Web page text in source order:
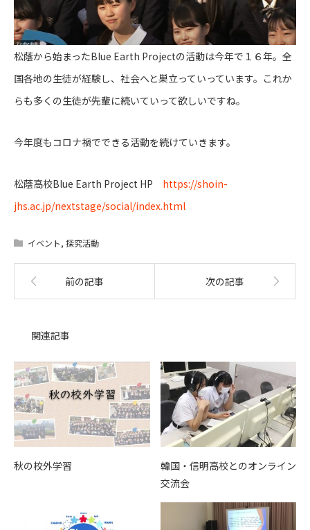
松蔭から始まったBlue Earth Projectの活動は今年で１６年。全
国各地の生徒が経験し、社会へと巣立っていっています。これか
らも多くの生徒が先輩に続いていって欲しいですね。
今年度もコロナ禍でできる活動を続けていきます。
松蔭高校Blue Earth Project HP https://shoin-
jhs.ac.jp/nextstage/social/index.html
イベント, 探究活動
前の記事 次の記事
関連記事
秋の校外学習
韓国・信明高校とのオンライン
交流会